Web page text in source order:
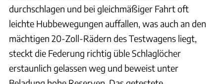
durchschlagen und bei gleichmäßiger Fahrt oft
leichte Hubbewegungen auffallen, was auch an den
mächtigen 20-Zoll-Rädern des Testwagens liegt,
steckt die Federung richtig üble Schlaglöcher
erstaunlich gelassen weg und beweist unter